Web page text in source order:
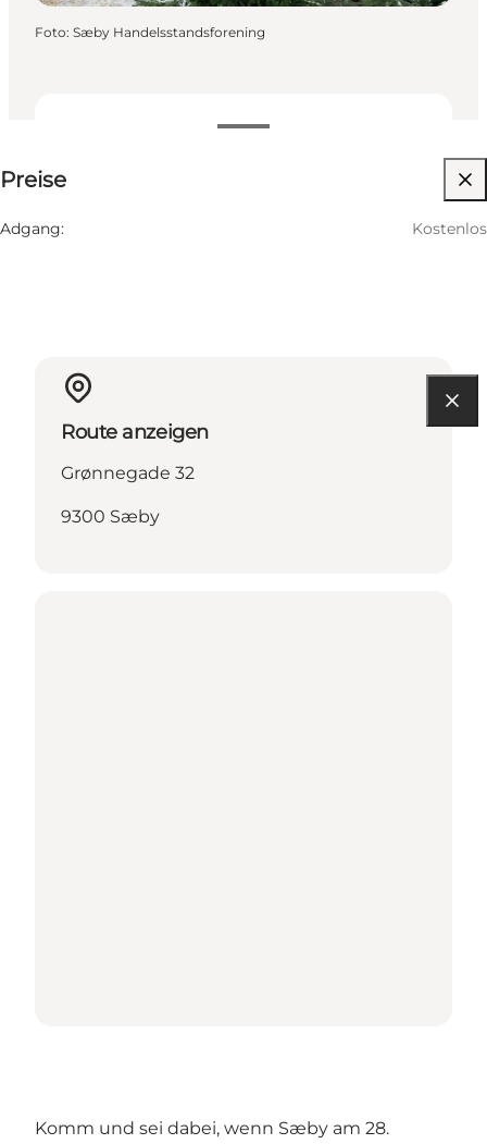
Preise
Adgang: Kostenlos
Foto: Sæby Handelsstandsforening
Route anzeigen
Grønnegade 32
9300 Sæby
Komm und sei dabei, wenn Sæby am 28.